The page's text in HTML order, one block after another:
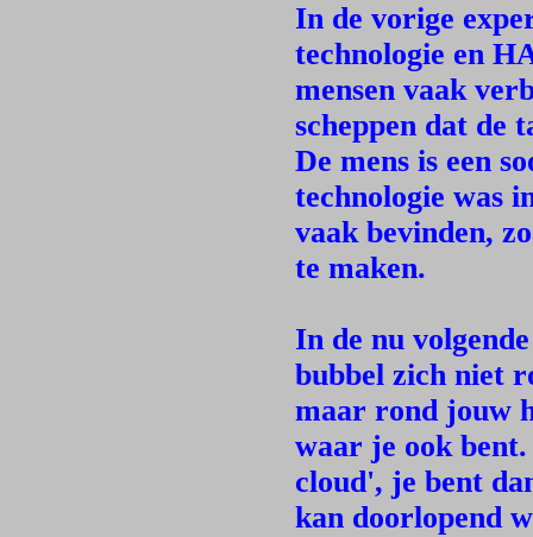
In de vorige
technologie en
mensen vaak
scheppen dat de
De mens is een
technologie was
vaak bevinden,
te maken.
In de nu
bubbel zich niet
maar rond jouw
waar je ook
cloud', je bent
kan doorlopend